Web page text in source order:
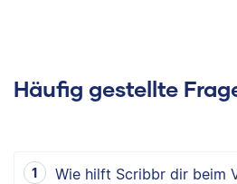
Häufig gestellte
Wie hilft Scribbr dir beim